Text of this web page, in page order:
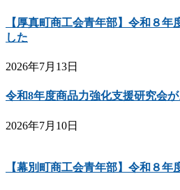
【厚真町商工会青年部】令和８年
した
2026年7月13日
令和8年度商品力強化支援研究会
2026年7月10日
【幕別町商工会青年部】令和８年